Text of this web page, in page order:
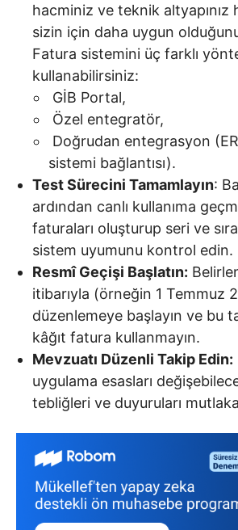
hacminiz ve teknik altyapınız
sizin için daha uygun
Fatura sistemini üç farklı
kullanabilirsiniz:
GİB Portal,
Özel entegratör,
Doğrudan entegrasyon
sistemi bağlantısı).
Test Sürecini Tamamlayın:
ardından canlı kullanıma
faturaları oluşturup seri ve
sistem uyumunu kontrol edin.
Resmî Geçişi Başlatın:
itibarıyla (örneğin 1 Temmuz
düzenlemeye başlayın ve bu
kâğıt fatura kullanmayın.
Mevzuatı Düzenli Takip Edin:
uygulama esasları
tebliğleri ve duyuruları